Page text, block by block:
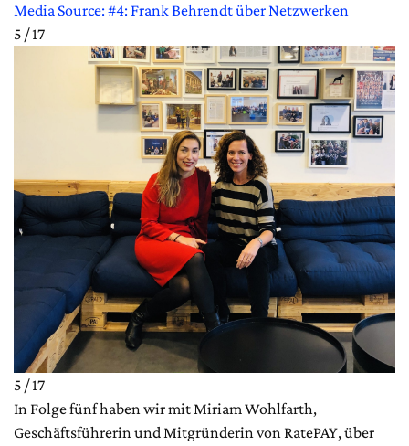
Media Source: #4: Frank Behrendt über Netzwerken
5 / 17
5 / 17
In Folge fünf haben wir mit Miriam Wohlfarth,
Geschäftsführerin und Mitgründerin von RatePAY, über